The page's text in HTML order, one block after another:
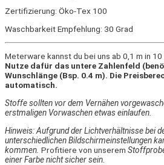
Zertifizierung: Öko-Tex 100
Waschbarkeit Empfehlung: 30 Grad
Meterware kannst du bei uns ab 0,1 m in
Nutze dafür das untere Zahlenfeld
Wunschlänge (Bsp. 0.4 m). Die
automatisch.
Stoffe sollten vor dem Vernähen
erstmaligen Vorwaschen etwas einlaufen.
Hinweis: Aufgrund der Lichtverhältnisse bei
unterschiedlichen Bildschirmeinstellungen
kommen. Profitiere von unserem
einer Farbe nicht sicher sein.